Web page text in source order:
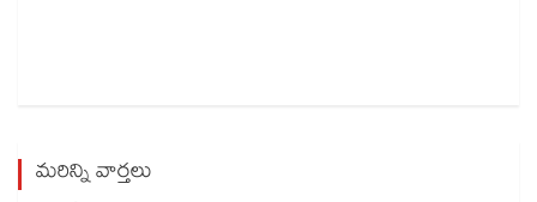
మరిన్ని వార్తలు